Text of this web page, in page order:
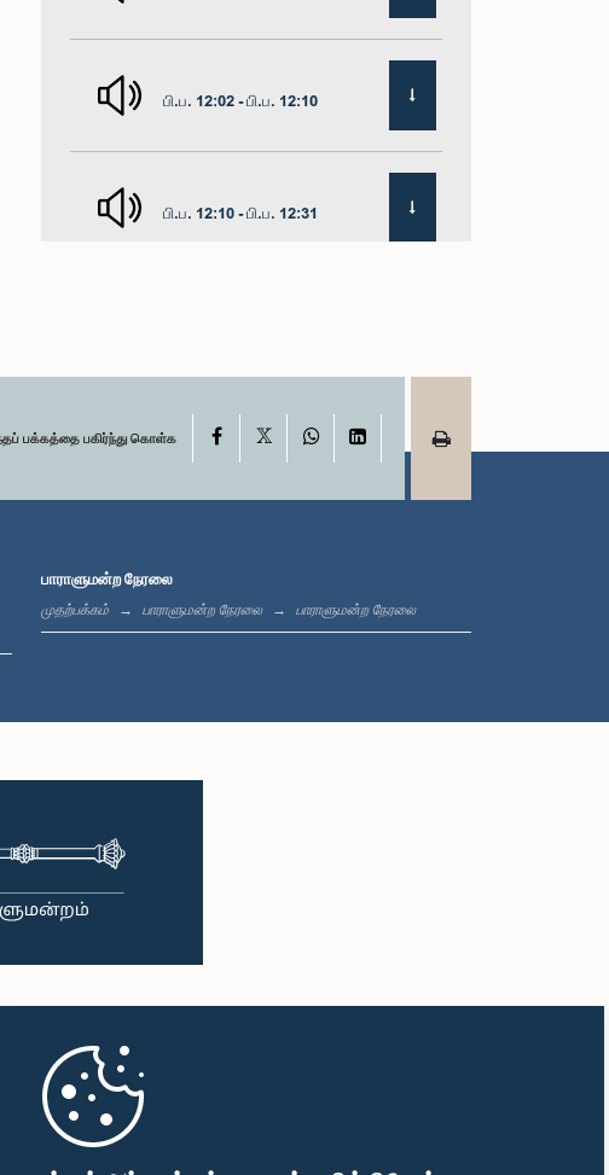
பி.ப. 12:02 - பி.ப. 12:10
பி.ப. 12:10 - பி.ப. 12:31
பி.ப. 1:19 - பி.ப. 1:31
பக்கத்தை பகிர்ந்து கொள்க Facebook WhatsAppLinkedIn
பாராளுமன்ற நேரலை
முதற்பக்கம் பாராளுமன்ற நேரலை பாராளுமன்ற நேரலை